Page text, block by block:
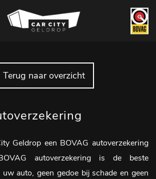
Terug naar overzicht
Geldrop een BOVAG autoverzekering
autoverzekering is de beste
auto, geen gedoe bij schade en geen